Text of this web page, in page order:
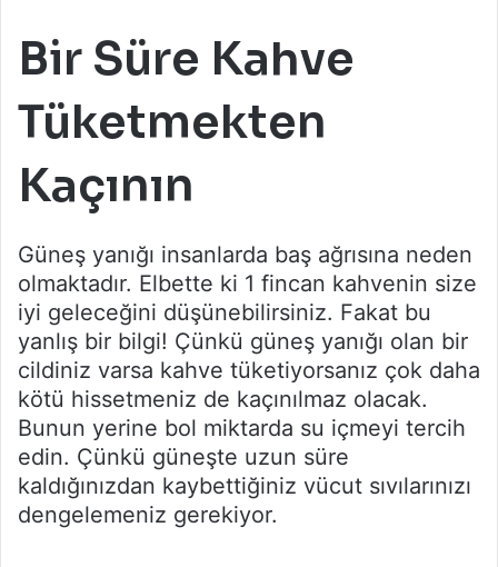
Bir Süre Kahve
Tüketmekten
Kaçının
Güneş yanığı insanlarda baş ağrısına neden
olmaktadır. Elbette ki 1 fincan kahvenin size
iyi geleceğini düşünebilirsiniz. Fakat bu
yanlış bir bilgi! Çünkü güneş yanığı olan bir
cildiniz varsa kahve tüketiyorsanız çok daha
kötü hissetmeniz de kaçınılmaz olacak.
Bunun yerine bol miktarda su içmeyi tercih
edin. Çünkü güneşte uzun süre
kaldığınızdan kaybettiğiniz vücut sıvılarınızı
dengelemeniz gerekiyor.